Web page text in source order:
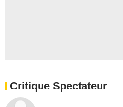
Critique Spectateur